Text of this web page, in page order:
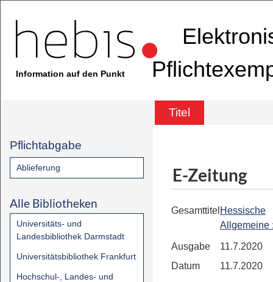
Information auf den Punkt
Titel
Pflichtabgabe
Ablieferung
Alle Bibliotheken
Universitäts- und
Landesbibliothek Darmstadt
Universitätsbibliothek Frankfurt
Hochschul-, Landes- und
E-Zeitung
Gesamttitel Hessische
Allgemeine
Ausgabe
11.7.2020
Datum
11.7.2020